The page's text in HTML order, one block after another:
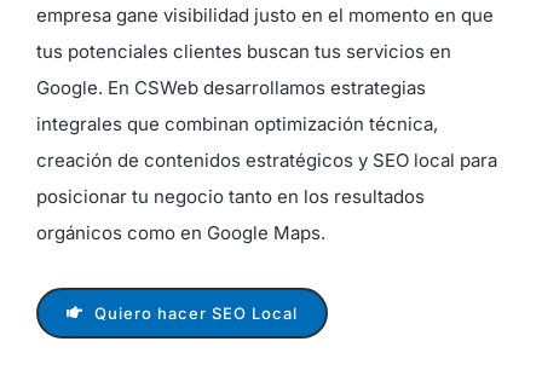
empresa gane visibilidad justo en el momento en que
tus potenciales clientes buscan tus servicios en
Google. En CSWeb desarrollamos estrategias
integrales que combinan optimización técnica,
creación de contenidos estratégicos y SEO local para
posicionar tu negocio tanto en los resultados
orgánicos como en Google Maps.
Quiero hacer SEO Local